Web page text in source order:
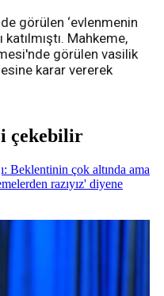
görülen ‘evlenmenin
Mahkeme,
görülen vasilik
karar vererek
çekebilir
Beklentinin çok altında ama
razıyız' diyene